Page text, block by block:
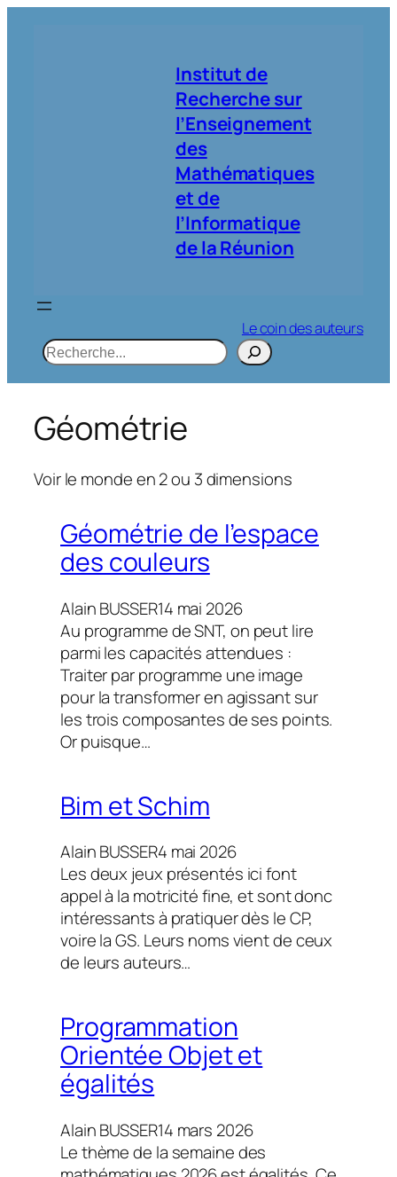
Institut de
Recherche sur
l’Enseignement
des
Mathématiques
et de
l’Informatique
de la Réunion
Le coin des auteurs
R
e
h
e
c
Géométrie
Voir le monde en 2 ou 3 dimensions
Géométrie de l’espace
des couleurs
Alain BUSSER14 mai 2026
Au programme de SNT, on peut lire
parmi les capacités attendues :
Traiter par programme une image
pour la transformer en agissant sur
les trois composantes de ses points.
Or puisque…
Bim et Schim
Alain BUSSER4 mai 2026
Les deux jeux présentés ici font
appel à la motricité fine, et sont donc
intéressants à pratiquer dès le CP,
voire la GS. Leurs noms vient de ceux
de leurs auteurs…
Programmation
Orientée Objet et
égalités
Alain BUSSER14 mars 2026
Le thème de la semaine des